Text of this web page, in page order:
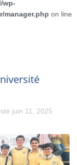
wp-
manager.php on line
juin 11, 2025